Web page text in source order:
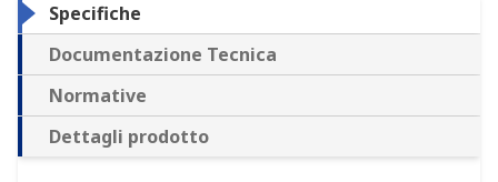
Specifiche
Documentazione Tecnica
Normative
Dettagli prodotto